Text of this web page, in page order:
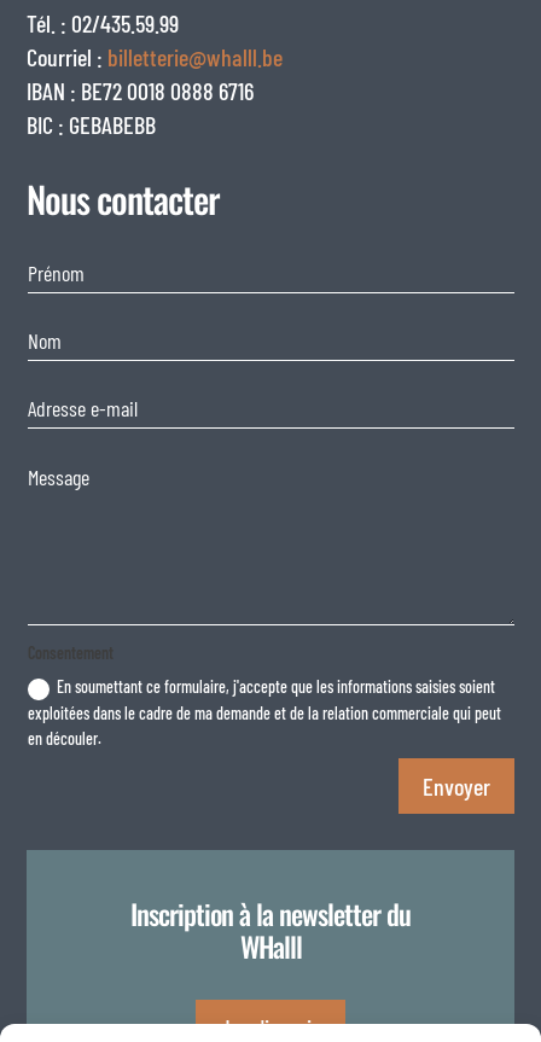
Tél. : 02/435.59.99
Courriel : billetterie@whalll.be
IBAN : BE72 0018 0888 6716
BIC : GEBABEBB
Nous contacter
Consentement
En soumettant ce formulaire, j'accepte que les informations saisies soient
exploitées dans le cadre de ma demande et de la relation commerciale qui peut
en découler.
Envoyer
Inscription à la newsletter du
WHalll
Je m'inscris